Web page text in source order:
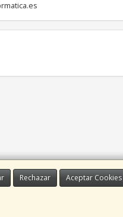
Rechazar Aceptar Cookies